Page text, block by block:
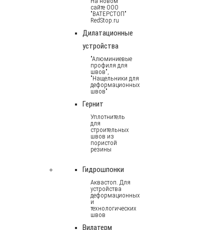
сайте ООО
"ВАТЕРСТОП"
RedStop.ru
Дилатационные
устройства
"Алюминиевые
профиля для
швов",
"Нащельники для
деформационных
швов"
Гернит
Уплотнитель
для
строительных
швов из
пористой
резины
Гидрошпонки
Аквастоп. Для
устройства
деформационных
и
технологических
швов
Вилатерм